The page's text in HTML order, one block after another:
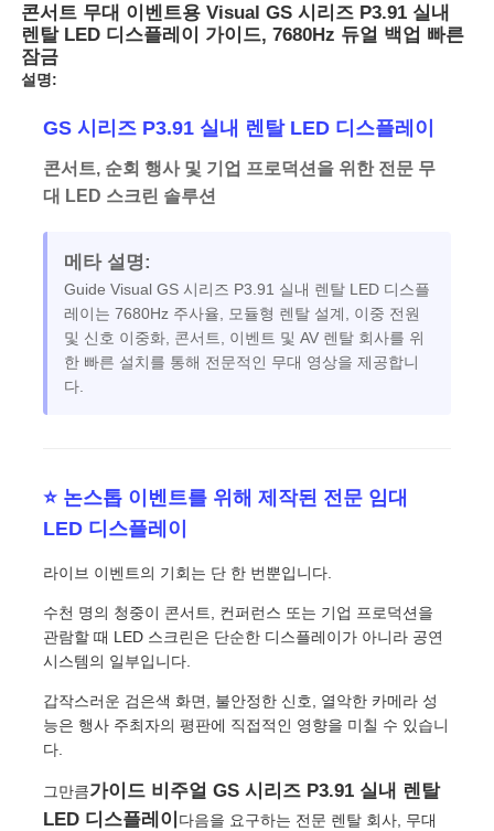
홈
제품
비디오
VR 쇼
콘서트 무대 이벤트용 Visual GS 시리즈 P3.91 실내
렌탈 LED 디스플레이 가이드, 7680Hz 듀얼 백업 빠른
잠금
설명:
GS 시리즈 P3.91 실내 렌탈 LED 디스플레이
콘서트, 순회 행사 및 기업 프로덕션을 위한 전문 무
대 LED 스크린 솔루션
메타 설명:
Guide Visual GS 시리즈 P3.91 실내 렌탈 LED 디스플
레이는 7680Hz 주사율, 모듈형 렌탈 설계, 이중 전원
및 신호 이중화, 콘서트, 이벤트 및 AV 렌탈 회사를 위
한 빠른 설치를 통해 전문적인 무대 영상을 제공합니
다.
⭐ 논스톱 이벤트를 위해 제작된 전문 임대
LED 디스플레이
라이브 이벤트의 기회는 단 한 번뿐입니다.
수천 명의 청중이 콘서트, 컨퍼런스 또는 기업 프로덕션을
관람할 때 LED 스크린은 단순한 디스플레이가 아니라 공연
시스템의 일부입니다.
갑작스러운 검은색 화면, 불안정한 신호, 열악한 카메라 성
능은 행사 주최자의 평판에 직접적인 영향을 미칠 수 있습니
다.
그만큼가이드 비주얼 GS 시리즈 P3.91 실내 렌탈
LED 디스플레이 다음을 요구하는 전문 렌탈 회사, 무대